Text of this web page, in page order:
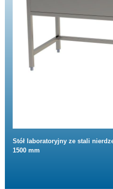
Stół laboratoryjny ze stali
1500 mm